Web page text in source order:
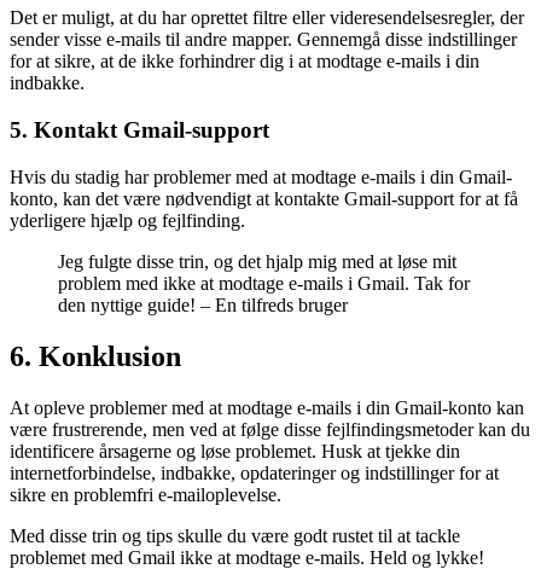
Det er muligt, at du har oprettet filtre eller videresendelsesregler, der
sender visse e-mails til andre mapper. Gennemgå disse indstillinger
for at sikre, at de ikke forhindrer dig i at modtage e-mails i din
indbakke.
5. Kontakt Gmail-support
Hvis du stadig har problemer med at modtage e-mails i din Gmail-
konto, kan det være nødvendigt at kontakte Gmail-support for at få
yderligere hjælp og fejlfinding.
Jeg fulgte disse trin, og det hjalp mig med at løse mit
problem med ikke at modtage e-mails i Gmail. Tak for
den nyttige guide! – En tilfreds bruger
6. Konklusion
At opleve problemer med at modtage e-mails i din Gmail-konto kan
være frustrerende, men ved at følge disse fejlfindingsmetoder kan du
identificere årsagerne og løse problemet. Husk at tjekke din
internetforbindelse, indbakke, opdateringer og indstillinger for at
sikre en problemfri e-mailoplevelse.
Med disse trin og tips skulle du være godt rustet til at tackle
problemet med Gmail ikke at modtage e-mails. Held og lykke!